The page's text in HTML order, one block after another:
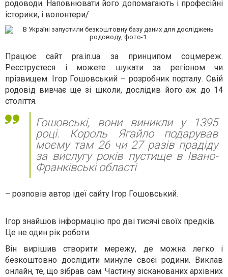
родоводи. Наповнювати його допомагають і професійні
історики, і волонтери/
Працює сайт pra.in.ua за принципом соцмереж.
Реєструєтеся і можете шукати за регіоном чи
прізвищем. Ігор Гошовський – розробник порталу. Свій
родовід вивчає ще зі школи, дослідив його аж до 14
століття.
Гошовські, вони виникли у 1395
році. Король Ягайло подарував
моєму там 26 чи 27 разів прадіду
за вислугу років пустище в Івано-
Франківські області
– розповів автор ідеї сайту Ігор Гошовський.
Ігор знайшов інформацію про дві тисячі своїх предків.
Це не один рік роботи.
Він вирішив створити мережу, де можна легко і
безкоштовно дослідити минуле своєї родини. Виклав
онлайн, те, що зібрав сам. Частину зісканованих архівних